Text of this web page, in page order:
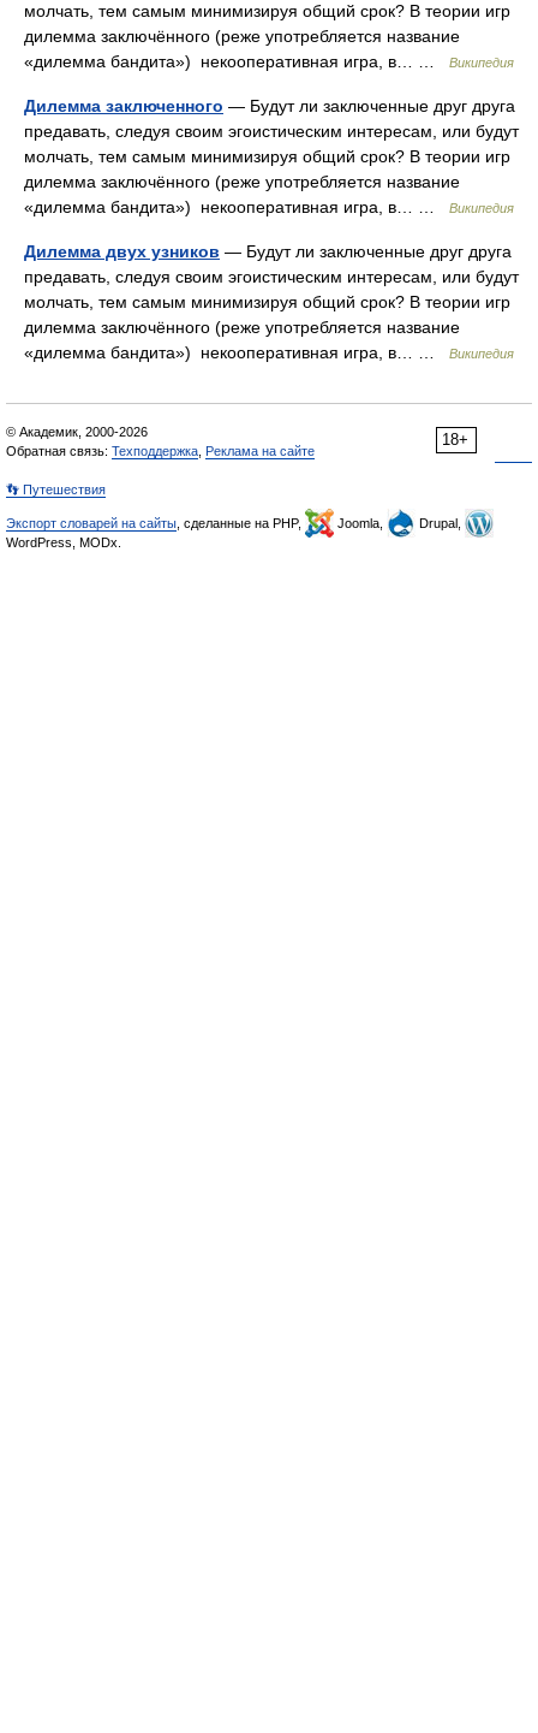
молчать, тем самым минимизируя общий срок? В теории игр
дилемма заключённого (реже употребляется название
«дилемма бандита») некооперативная игра, в… …
Википедия
Дилемма заключенного — Будут ли заключенные друг друга
предавать, следуя своим эгоистическим интересам, или будут
молчать, тем самым минимизируя общий срок? В теории игр
дилемма заключённого (реже употребляется название
«дилемма бандита») некооперативная игра, в… …
Википедия
Дилемма двух узников — Будут ли заключенные друг друга
предавать, следуя своим эгоистическим интересам, или будут
молчать, тем самым минимизируя общий срок? В теории игр
дилемма заключённого (реже употребляется название
«дилемма бандита») некооперативная игра, в… …
Википедия
18+
© Академик, 2000-2026
Обратная связь: Техподдержка Реклама на сайте
👣 Путешествия
Экспорт словарей на сайты , сделанные на PHP, Joomla,
Drupal,
WordPress, MODx.